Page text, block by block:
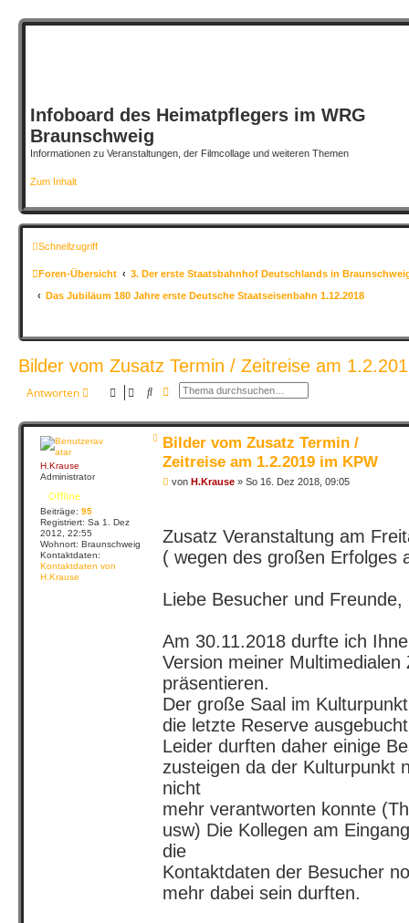
Infoboard des Heimatpflegers im WRG
Braunschweig
Informationen zu Veranstaltungen, der Filmcollage und weiteren Themen
Zum Inhalt
Schnellzugriff
Foren-Übersicht
3. Der erste Staatsbahnhof Deutschlands in
Das Jubiläum 180 Jahre erste Deutsche Staatseisenbahn 1.12.2018
Bilder vom Zusatz Termin / Zeitreise am
Antworten SucheErweiterte Suche
H.Krause
Administrator
Offline
Beiträge: 95
Registriert: Sa 1. Dez
2012, 22:55
Wohnort: Braunschweig
Kontaktdaten:
Kontaktdaten von
H.Krause
Bilder vom Zusatz Termin /
Zeitreise am 1.2.2019 im KPW
B
r
a
g
vonH.Krause »So 16. Dez 2018, 09:05
Zusatz Veranstaltung am
( wegen des großen Erfolges
Liebe Besucher und Freunde,
Am 30.11.2018 durfte ich
Version meiner Multimedialen
präsentieren.
Der große Saal im
die letzte Reserve
Leider durften daher einige
zusteigen da der Kulturpunkt
nicht
mehr verantworten konnte
usw) Die Kollegen am
die
Kontaktdaten der Besucher
mehr dabei sein durften.
N
h